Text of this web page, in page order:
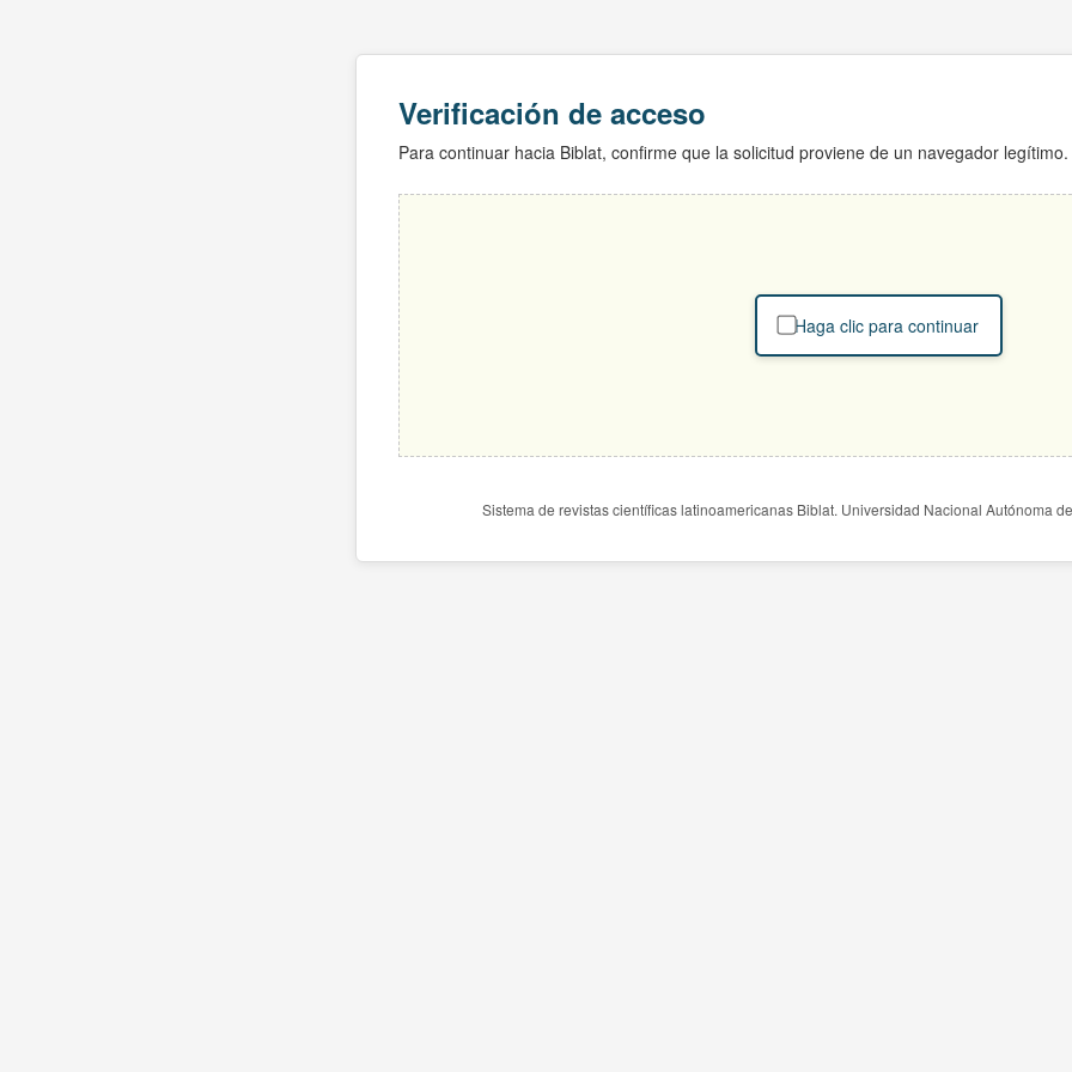
Verificación de acceso
Para continuar hacia Biblat, confirme que la solicitud proviene de un navegador legítimo.
Haga clic para continuar
Sistema de revistas científicas latinoamericanas Biblat. Universidad Nacional Autónoma